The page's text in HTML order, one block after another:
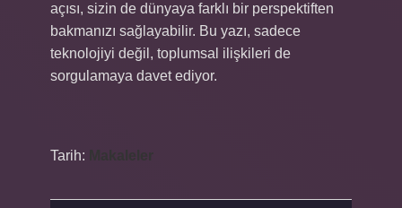
açısı, sizin de dünyaya farklı bir perspektiften
bakmanızı sağlayabilir. Bu yazı, sadece
teknolojiyi değil, toplumsal ilişkileri de
sorgulamaya davet ediyor.
Tarih: